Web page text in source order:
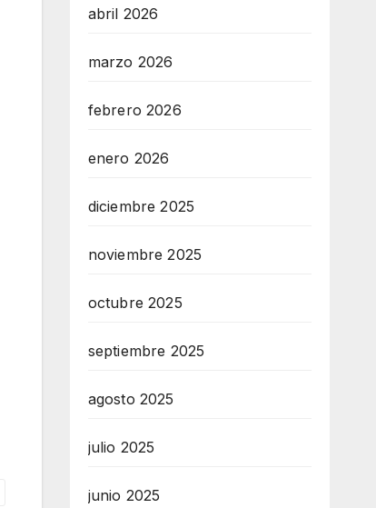
abril 2026
marzo 2026
febrero 2026
enero 2026
diciembre 2025
noviembre 2025
octubre 2025
septiembre 2025
agosto 2025
julio 2025
junio 2025